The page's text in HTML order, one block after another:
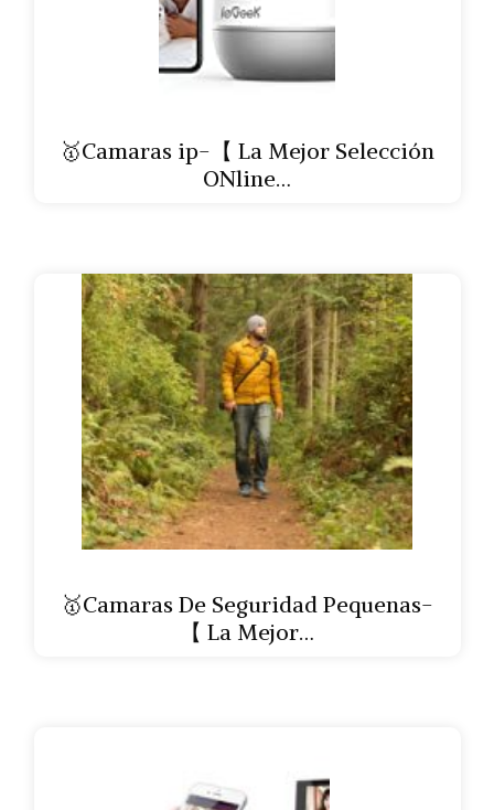
🥇Camaras ip-【 La Mejor Selección
ONline…
🥇Camaras De Seguridad Pequenas-
【 La Mejor…